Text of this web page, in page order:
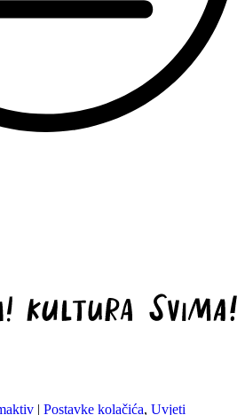
| Postavke kolačića, Uvjeti